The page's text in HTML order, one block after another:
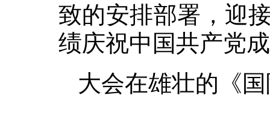
致的安排部署，迎
绩庆祝中国共产党
大会在雄壮的《